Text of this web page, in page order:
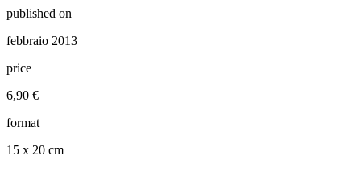
published on
febbraio 2013
price
6,90 €
format
15 x 20 cm